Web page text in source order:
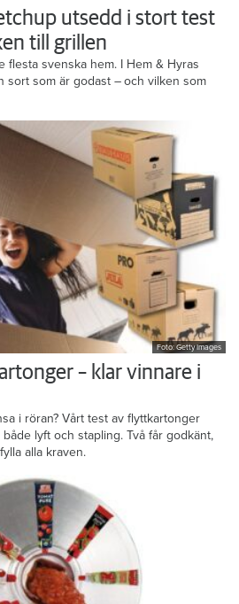
utsedd i stort test
till grillen
flesta svenska hem. I Hem & Hyras
sort som är godast – och vilken som
Foto: Getty Images
– klar vinnare i
i röran? Vårt test av flyttkartonger
lyft och stapling. Två får godkänt,
alla kraven.